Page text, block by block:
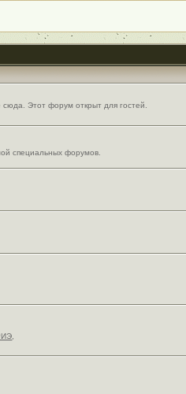
Этот форум открыт для гостей.
специальных форумов.